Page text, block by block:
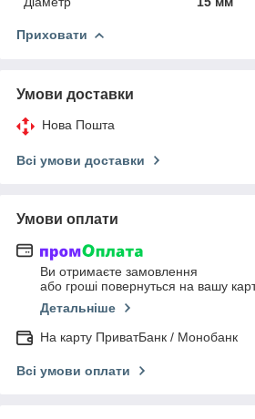
Приховати
Умови доставки
Нова Пошта
Всі умови доставки
Умови оплати
Ви отримаєте замовлення
або гроші повернуться на вашу
Детальніше
На карту ПриватБанк / Монобанк
Всі умови оплати